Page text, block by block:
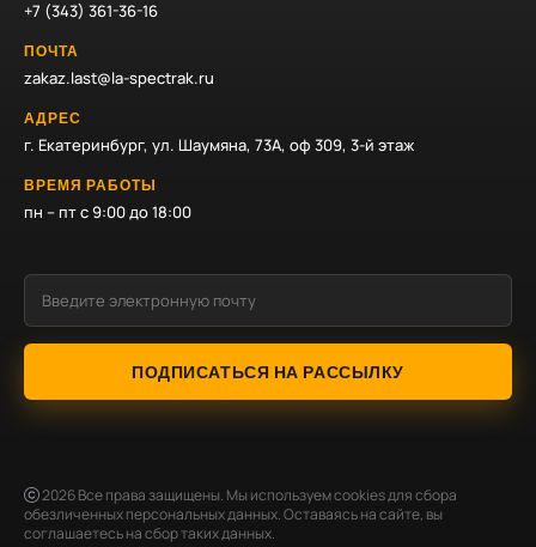
+7 (343) 361-36-16
ПОЧТА
zakaz.last@la-spectrak.ru
АДРЕС
г. Екатеринбург, ул. Шаумяна, 73А, оф 309, 3-й этаж
ВРЕМЯ РАБОТЫ
пн – пт с 9:00 до 18:00
ПОДПИСАТЬСЯ НА РАССЫЛКУ
2026Все права защищены. Мы используем cookies для сбора
обезличенных персональных данных. Оставаясь на сайте, вы
соглашаетесь на сбор таких данных.